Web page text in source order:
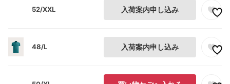
52/XXL 入荷案内申し込み
48/L 入荷案内申し込み